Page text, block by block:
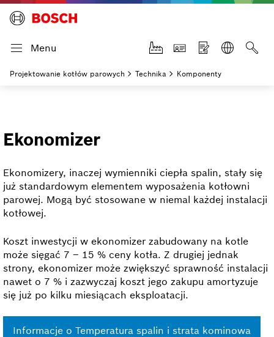
Menu
Projektowanie kotłów parowych Technika Komponenty
Ekonomizer
Ekonomizery, inaczej wymienniki ciepła spalin, stały się
już standardowym elementem wyposażenia kotłowni
parowej. Mogą być stosowane w niemal każdej instalacji
kotłowej.
Koszt inwestycji w ekonomizer zabudowany na kotle
może sięgać 7 – 15 % ceny kotła. Z drugiej jednak
strony, ekonomizer może zwiększyć sprawność instalacji
nawet o 7 % i zazwyczaj koszt jego zakupu amortyzuje
się już po kilku miesiącach eksploatacji.
Informacje o Temperatura spalin i strata kominowa